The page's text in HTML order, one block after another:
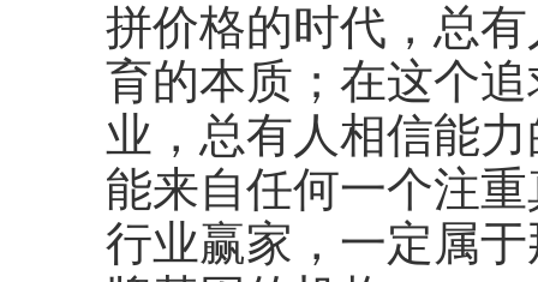
拼价格的时代，总
育的本质；在这个
业，总有人相信能
能来自任何一个注
行业赢家，一定属于